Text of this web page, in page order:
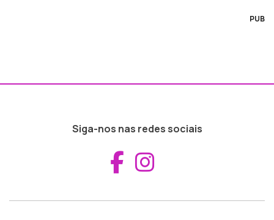
PUB
Siga-nos nas redes sociais
Aceder ao